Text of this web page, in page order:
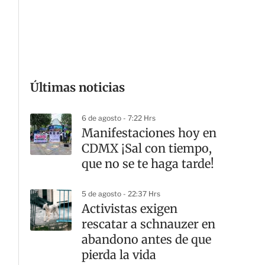
Últimas noticias
6 de agosto - 7:22 Hrs
Manifestaciones hoy en
CDMX ¡Sal con tiempo,
que no se te haga tarde!
5 de agosto - 22:37 Hrs
Activistas exigen
rescatar a schnauzer en
abandono antes de que
pierda la vida